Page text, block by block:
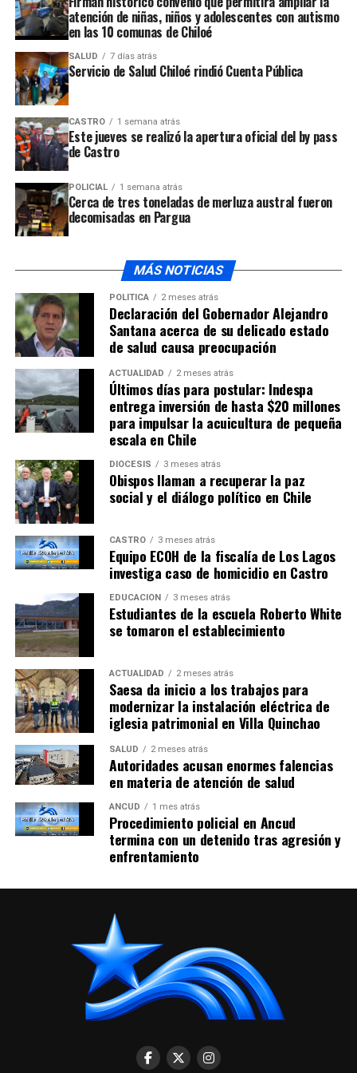
atención de niñas, niños y adolescentes con autismo
en las 10 comunas de Chiloé
SALUD 7 días atrás
Servicio de Salud Chiloé rindió Cuenta Pública
CASTRO 1 semana atrás
Este jueves se realizó la apertura oficial del by pass
de Castro
POLICIAL 1 semana atrás
Cerca de tres toneladas de merluza austral fueron
decomisadas en Pargua
MÁS NOTICIAS
POLÍTICA 2 meses atrás
Declaración del Gobernador Alejandro
Santana acerca de su delicado estado
de salud causa preocupación
ACTUALIDAD 2 meses atrás
Últimos días para postular: Indespa
entrega inversión de hasta $20 millones
para impulsar la acuicultura de pequeña
escala en Chile
DIÓCESIS 3 meses atrás
Obispos llaman a recuperar la paz
social y el diálogo político en Chile
CASTRO 3 meses atrás
Equipo ECOH de la fiscalía de Los Lagos
investiga caso de homicidio en Castro
EDUCACIÓN 3 meses atrás
Estudiantes de la escuela Roberto White
se tomaron el establecimiento
ACTUALIDAD 2 meses atrás
Saesa da inicio a los trabajos para
modernizar la instalación eléctrica de
iglesia patrimonial en Villa Quinchao
SALUD 2 meses atrás
Autoridades acusan enormes falencias
en materia de atención de salud
ANCUD 1 mes atrás
Procedimiento policial en Ancud
termina con un detenido tras agresión y
enfrentamiento